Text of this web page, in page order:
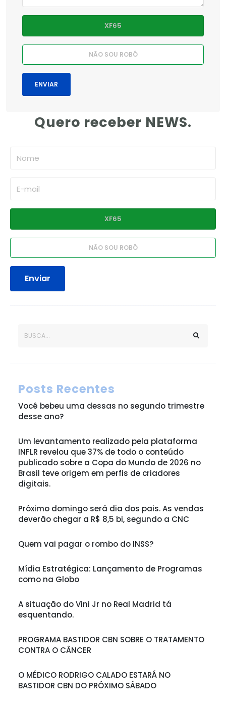
Quero receber NEWS.
Enviar
Posts Recentes
Você bebeu uma dessas no segundo trimestre
desse ano?
Um levantamento realizado pela plataforma
INFLR revelou que 37% de todo o conteúdo
publicado sobre a Copa do Mundo de 2026 no
Brasil teve origem em perfis de criadores
digitais.
Próximo domingo será dia dos pais. As vendas
deverão chegar a R$ 8,5 bi, segundo a CNC
Quem vai pagar o rombo do INSS?
Mídia Estratégica: Lançamento de Programas
como na Globo
A situação do Vini Jr no Real Madrid tá
esquentando.
PROGRAMA BASTIDOR CBN SOBRE O TRATAMENTO
CONTRA O CÂNCER
O MÉDICO RODRIGO CALADO ESTARÁ NO
BASTIDOR CBN DO PRÓXIMO SÁBADO